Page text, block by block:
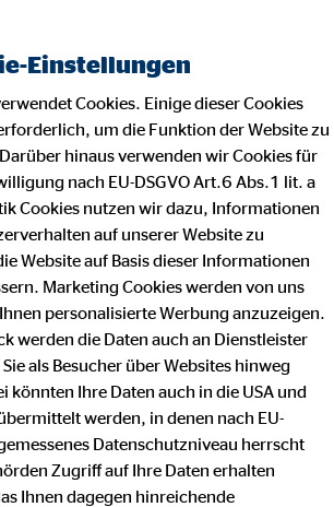
ist ein Angebot von:
für die OVB Vermögensberatung AG
finanzberater/waiblingen-
Einstellungen
Cookies. Einige dieser Cookies
um die Funktion der Website zu
hinaus verwenden wir Cookies für
nach EU-DSGVO Art.6 Abs.1 lit. a
Cookies nutzen wir dazu, Informationen
auf unserer Website zu
Website auf Basis dieser Informationen
Marketing Cookies werden von uns
personalisierte Werbung anzuzeigen.
werden die Daten auch an Dienstleister
als Besucher über Websites hinweg
könnten Ihre Daten auch in die USA und
werden, in denen nach EU-
Datenschutzniveau herrscht
Zugriff auf Ihre Daten erhalten
Ihnen dagegen hinreichende